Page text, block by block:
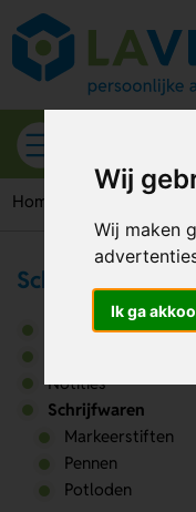
Wij
Wij maken
Ik ga
Home Schrijfwaren
Schrijfwaren &
Bureau accessoires
Notities
Schrijfwaren
Markeerstiften
Pennen
Potloden